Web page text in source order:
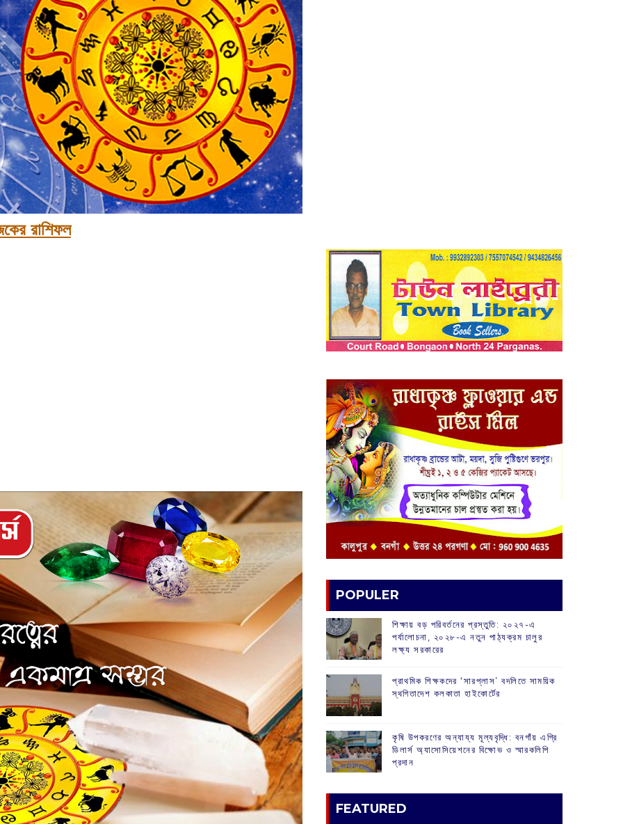
রাশিফল
POPULER
শিক্ষায় বড় পরিবর্তনের প্রস্তুতি: ২০২৭-এ
পর্যালোচনা, ২০২৮-এ নতুন পাঠ্যক্রম চালুর
লক্ষ্য সরকারের
প্রাথমিক শিক্ষকদের ‘সারপ্লাস’ বদলিতে সাময়িক
স্থগিতাদেশ কলকাতা হাইকোর্টের
কৃষি উপকরণের অন্যায্য মূল্যবৃদ্ধি: বনগাঁয় এগ্রি
ডিলার্স অ্যাসোসিয়েশনের বিক্ষোভ ও স্মারকলিপি
প্রদান
FEATURED